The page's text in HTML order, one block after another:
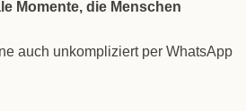
Momente, die Menschen
auch unkompliziert per WhatsApp